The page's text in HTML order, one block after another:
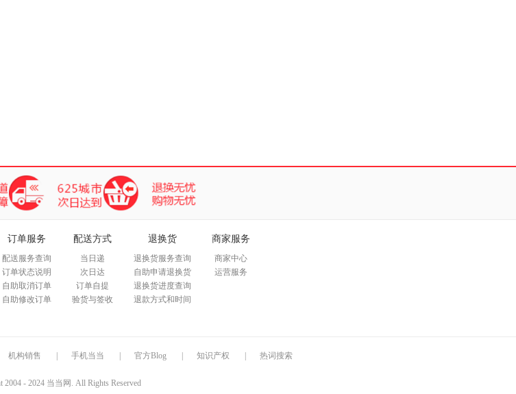
订单服务
配送服务查询
订单状态说明
自助取消订单
自助修改订单
配送方式
当日递
次日达
订单自提
验货与签收
退换货
退换货服务查询
自助申请退换货
退换货进度查询
退款方式和时间
商家服务
商家中心
运营服务
机构销售 手机当当 官方Blog 知识产权 热词搜索
2004 - 2024 当当网. All Rights Reserved